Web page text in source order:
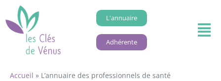
L'annuaire
Adhérente
Accueil » L’annuaire des professionnels de santé